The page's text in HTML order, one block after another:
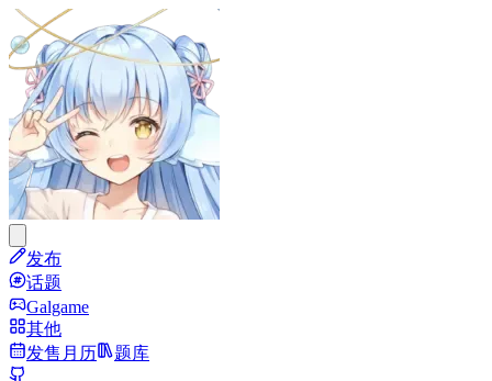
发布
话题
Galgame
其他
发售月历
题库